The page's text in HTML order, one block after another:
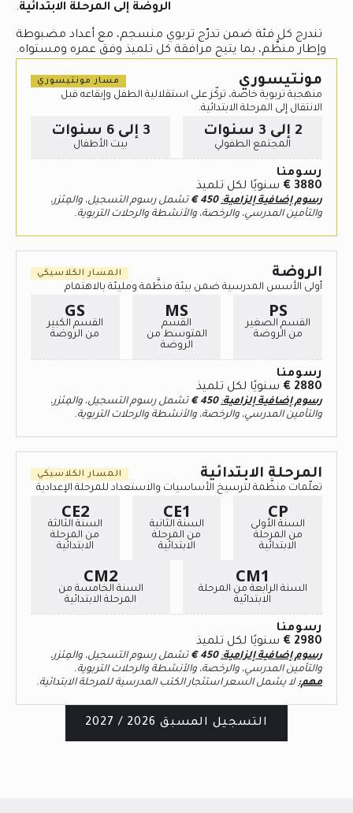
الروضة إلى المرحلة الابتدائية.
تندرج كل فئة ضمن تدرّج تربوي منسجم، مع أعداد مضبوطة
وإطار منظَّم، بما يتيح مرافقة كل تلميذ وفق عمره ومستواه.
مونتيسوري مسار مونتيسوري
منهجية تربوية خاصة، تركّز على استقلالية الطفل وإيقاعه قبل
الانتقال إلى المرحلة الابتدائية.
2 إلى 3 سنوات
المجتمع الطفولي
3 إلى 6 سنوات
بيت الأطفال
رسومنا
3880 €
سنويًا لكل تلميذ
رسوم إضافية إلزامية:
450
€ تشمل رسوم التسجيل، والمِئزر،
والتأمين المدرسي، والرخصة، والأنشطة والرحلات التربوية.
الروضة المسار الكلاسيكي
أولى الأسس المدرسية ضمن بيئة منظَّمة ومليئة بالاهتمام
PS
القسم الصغير
من الروضة
MS
القسم
المتوسط من
الروضة
GS
القسم الكبير
من الروضة
رسومنا
2880 €
سنويًا لكل تلميذ
رسوم إضافية إلزامية:
450
€ تشمل رسوم التسجيل، والمِئزر،
والتأمين المدرسي، والرخصة، والأنشطة والرحلات التربوية.
المرحلة الابتدائية المسار الكلاسيكي
تعلّمات منظَّمة لترسيخ الأساسيات والاستعداد للمرحلة الإعدادية
CP
السنة الأولى
من المرحلة
الابتدائية
CE1
السنة الثانية
من المرحلة
الابتدائية
CE2
السنة الثالثة
من المرحلة
الابتدائية
CM1
السنة الرابعة من المرحلة
الابتدائية
CM2
السنة الخامسة من
المرحلة الابتدائية
رسومنا
2980 €
سنويًا لكل تلميذ
رسوم إضافية إلزامية:
450
€ تشمل رسوم التسجيل، والمِئزر،
والتأمين المدرسي، والرخصة، والأنشطة والرحلات التربوية.
مهم: لا يشمل السعر استئجار الكتب المدرسية للمرحلة الابتدائية.
التسجيل المسبق 2026 / 2027